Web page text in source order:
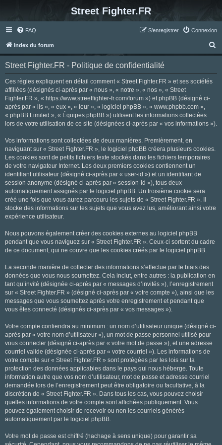
Street Fighter.FR
FAQ Connexion
S’enregistrer
Index du forum
e
Street Fighter.FR - Politique de confidentialité
Ces règles expliquent en détail comment « Street Fighter.FR » et ses sociétés
affiliées (désignés ci-après par « nous », « notre », « nos », « Street
Fighter.FR », « https://www.streetfighter-fr.com/forum ») et phpBB (désigné ci-
après par « ils », « eux », « leur », « logiciel phpBB », « www.phpbb.com »,
« phpBB Limited », « Équipes phpBB ») utilisent les informations collectées
lors de votre utilisation de ce site (désignées ci-après par « vos informations »).
Vos informations sont collectées de deux manières. Premièrement, en
naviguant sur « Street Fighter.FR », le logiciel phpBB créera plusieurs cookies.
Les cookies sont de petits fichiers texte stockés dans les fichiers temporaires
de votre navigateur Internet. Les deux premiers cookies contiennent un
identifiant utilisateur (désigné ci-après par « user-id ») et un identifiant de
session anonyme (désigné ci-après par « session-id »), tous deux
automatiquement assignés par le logiciel phpBB. Un troisième cookie sera
créé une fois que vous aurez parcouru les sujets de « Street Fighter.FR ». Il
stocke des informations sur les sujets que vous avez lus, améliorant ainsi votre
expérience utilisateur.
Nous pouvons également créer des cookies externes au logiciel phpBB
pendant que vous naviguez sur « Street Fighter.FR ». Ceux-ci sortent du cadre
de ce document, qui ne couvre que les cookies créés par le logiciel phpBB.
La seconde manière de collecter des informations s’effectue par le biais des
données que vous nous soumettez. Cela inclut, entre autres : la publication en
tant qu’invité (désignée ci-après par « messages d’invités »), l’enregistrement
sur « Street Fighter.FR » (désigné ci-après par « votre compte »), ainsi que les
messages que vous soumettez après votre enregistrement et pendant que
vous êtes connecté (désignés ci-après par « vos messages »).
Votre compte contiendra au minimum : un nom d’utilisateur unique (désigné ci-
après par « votre nom d’utilisateur »), un mot de passe personnel utilisé pour
vous connecter (désigné ci-après par « votre mot de passe »), et une adresse
courriel valide (désignée ci-après par « votre courriel »). Les informations de
votre compte sur « Street Fighter.FR » sont protégées par les lois sur la
protection des données applicables dans le pays qui nous héberge. Toute
information autre que vos nom d’utilisateur, mot de passe et adresse courriel
demandée lors de l’enregistrement peut être obligatoire ou facultative, à la
discrétion de « Street Fighter.FR ». Dans tous les cas, vous pouvez choisir
quelles informations de votre compte sont affichées publiquement. Vous
pouvez également choisir de recevoir ou non les courriels générés
automatiquement par le logiciel phpBB.
Votre mot de passe est chiffré (hachage à sens unique) pour garantir sa